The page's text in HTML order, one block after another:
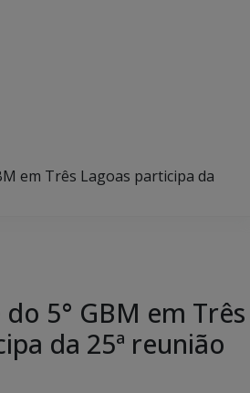
em Três Lagoas participa da
5° GBM em Três
da 25ª reunião